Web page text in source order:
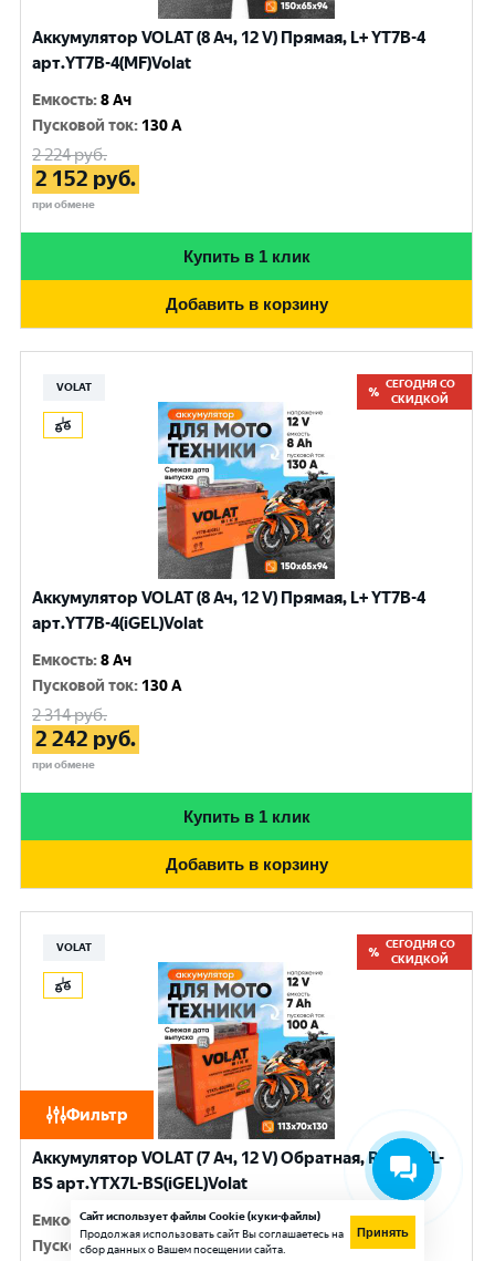
Фильтр
Аккумулятор VOLAT (8 Ач, 12 V) Прямая, L+ YT7B-4
арт.YT7B-4(MF)Volat
Емкость:8 Ач
Пусковой ток: 130 A
2 224руб.
2 152 руб.
при обмене
Купить в 1 клик
Добавить в корзину
VOLAT
СЕГОДНЯ СО
СКИДКОЙ
Аккумулятор VOLAT (8 Ач, 12 V) Прямая, L+ YT7B-4
арт.YT7B-4(iGEL)Volat
Емкость:8 Ач
Пусковой ток: 130 A
2 314руб.
2 242 руб.
при обмене
Купить в 1 клик
Добавить в корзину
VOLAT
СЕГОДНЯ СО
СКИДКОЙ
Аккумулятор VOLAT (7 Ач, 12 V) Обратная, R+ YTX7L-
BS арт.YTX7L-BS(iGEL)Volat
Емкость:7 Ач
Пусковой ток:100 A
Сайт использует файлы Cookie (куки-файлы)
Продолжая использовать сайт Вы соглашаетесь на
сбор данных о Вашем посещении сайта.
Принять